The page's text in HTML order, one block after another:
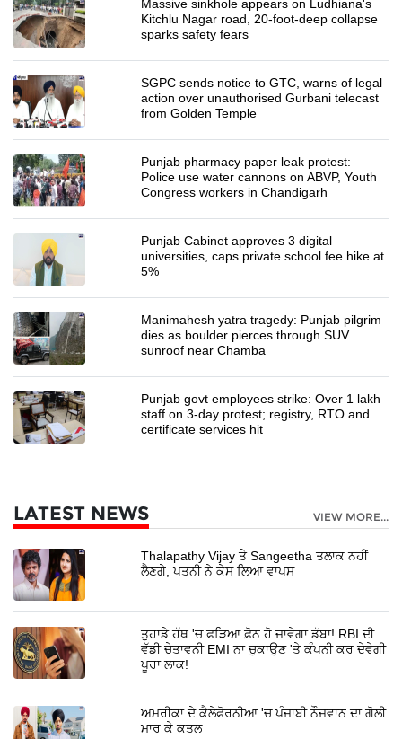
Massive sinkhole appears on Ludhiana's
Kitchlu Nagar road, 20-foot-deep collapse
sparks safety fears
SGPC sends notice to GTC, warns of legal
action over unauthorised Gurbani telecast
from Golden Temple
Punjab pharmacy paper leak protest:
Police use water cannons on ABVP, Youth
Congress workers in Chandigarh
Punjab Cabinet approves 3 digital
universities, caps private school fee hike at
5%
Manimahesh yatra tragedy: Punjab pilgrim
dies as boulder pierces through SUV
sunroof near Chamba
Punjab govt employees strike: Over 1 lakh
staff on 3-day protest; registry, RTO and
certificate services hit
LATEST NEWS VIEW MORE...
Thalapathy Vijay ਤੇ Sangeetha ਤਲਾਕ ਨਹੀਂ
ਲੈਣਗੇ, ਪਤਨੀ ਨੇ ਕੇਸ ਲਿਆ ਵਾਪਸ
ਤੁਹਾਡੇ ਹੱਥ 'ਚ ਫੜਿਆ ਫ਼ੋਨ ਹੋ ਜਾਵੇਗਾ ਡੱਬਾ! RBI ਦੀ
ਵੱਡੀ ਚੇਤਾਵਨੀ EMI ਨਾ ਚੁਕਾਉਣ 'ਤੇ ਕੰਪਨੀ ਕਰ ਦੇਵੇਗੀ
ਪੂਰਾ ਲਾਕ!
ਅਮਰੀਕਾ ਦੇ ਕੈਲੇਫੋਰਨੀਆ 'ਚ ਪੰਜਾਬੀ ਨੌਜਵਾਨ ਦਾ ਗੋਲੀ
ਮਾਰ ਕੇ ਕਤਲ